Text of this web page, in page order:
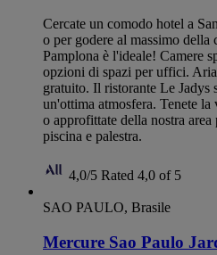
Cercate un comodo hotel a
o per godere al massimo
Pamplona è l'ideale! Camere
opzioni di spazi per uffici.
gratuito. Il ristorante Le Jadys
un'ottima atmosfera. Tenete
o approfittate della nostra
piscina e palestra.
4,0/5 Rated 4,0 of 5
SAO PAULO, Brasile
Mercure Sao Paulo